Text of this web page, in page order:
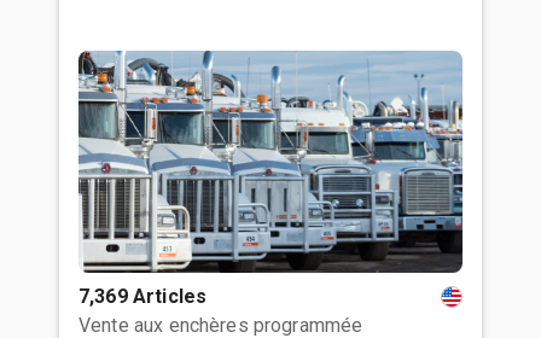
7,369 Articles
Vente aux enchères programmée